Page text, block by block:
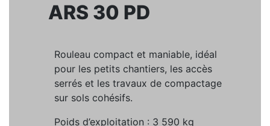
ARS 30 PD
Rouleau compact et maniable, idéal
pour les petits chantiers, les accès
serrés et les travaux de compactage
sur sols cohésifs.
Poids d’exploitation : 3 590 kg